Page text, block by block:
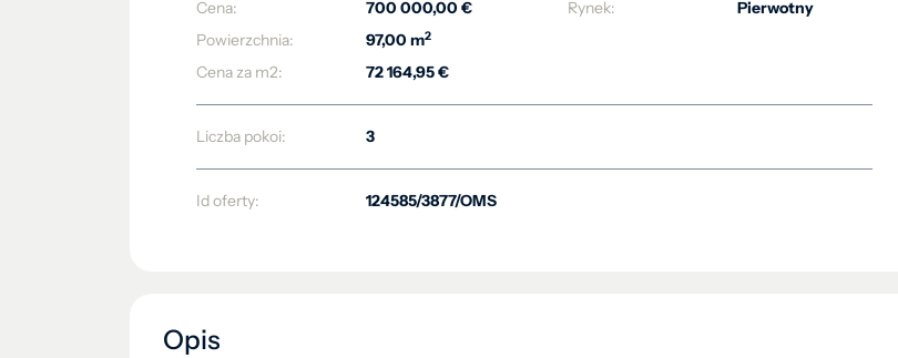
Cena:
700 000,00 €
Powierzchnia:
97,00 m2
Cena za m2: 72 164,95 €
Rynek: Pierwotny
Liczba pokoi: 3
Id oferty: 124585/3877/OMS
Opis